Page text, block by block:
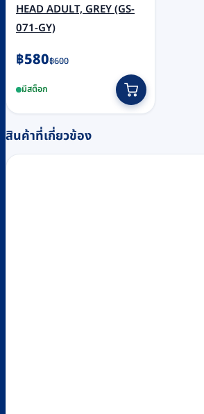
HEAD ADULT, GREY (GS-
071-GY)
฿600
Original
was:
฿600.
฿580
Current
is:
฿580.
มีสต็อก
สินค้าที่เกี่ยวข้อง